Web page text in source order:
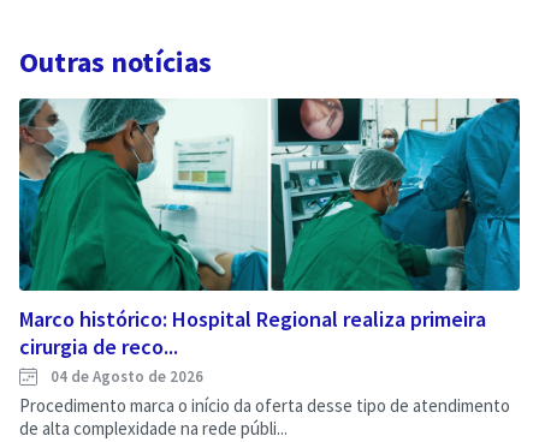
Outras notícias
Marco histórico: Hospital Regional realiza primeira
cirurgia de reco...
04 de Agosto de 2026
Procedimento marca o início da oferta desse tipo de atendimento
de alta complexidade na rede públi...